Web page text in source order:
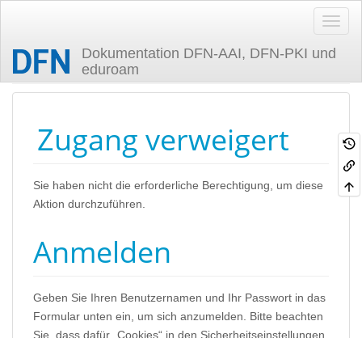
Dokumentation DFN-AAI, DFN-PKI und
eduroam
Zuletzt angesehen
Zugang verweigert
Sie haben nicht die erforderliche Berechtigung, um diese
Aktion durchzuführen.
Anmelden
Geben Sie Ihren Benutzernamen und Ihr Passwort in das
Formular unten ein, um sich anzumelden. Bitte beachten
Sie, dass dafür „Cookies“ in den Sicherheitseinstellungen